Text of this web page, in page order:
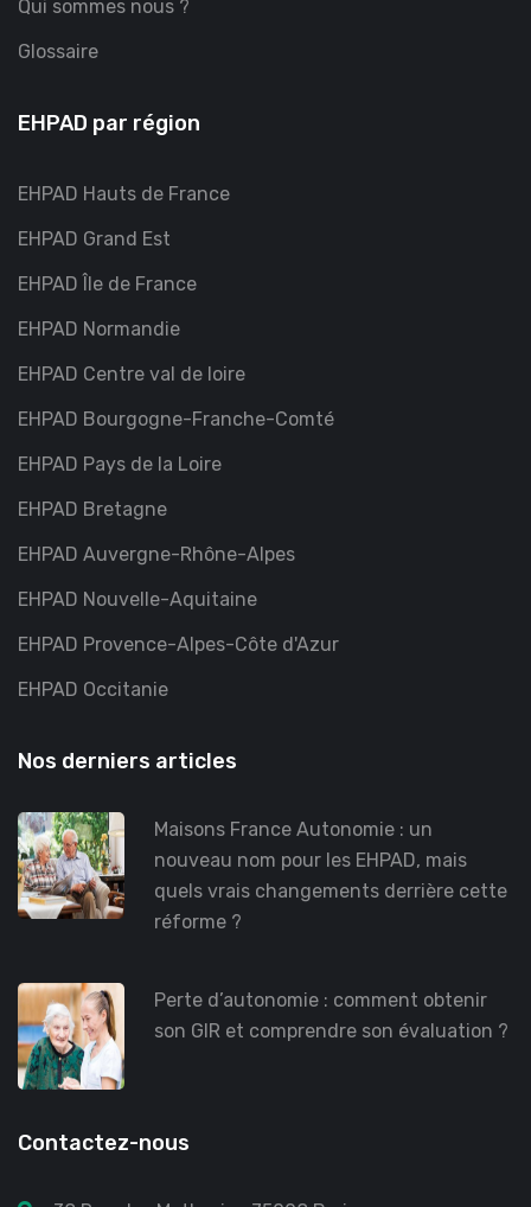
Qui sommes nous ?
Glossaire
EHPAD par région
EHPAD Hauts de France
EHPAD Grand Est
EHPAD Île de France
EHPAD Normandie
EHPAD Centre val de loire
EHPAD Bourgogne-Franche-Comté
EHPAD Pays de la Loire
EHPAD Bretagne
EHPAD Auvergne-Rhône-Alpes
EHPAD Nouvelle-Aquitaine
EHPAD Provence-Alpes-Côte d'Azur
EHPAD Occitanie
Nos derniers articles
Maisons France Autonomie : un
nouveau nom pour les EHPAD, mais
quels vrais changements derrière cette
réforme ?
Perte d’autonomie : comment obtenir
son GIR et comprendre son évaluation ?
Contactez-nous